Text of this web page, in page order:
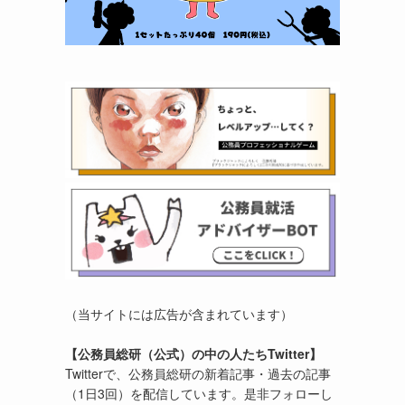
（当サイトには広告が含まれています）
【公務員総研（公式）の中の人たちTwitter】
Twitterで、公務員総研の新着記事・過去の記事
（1日3回）を配信しています。是非フォローし